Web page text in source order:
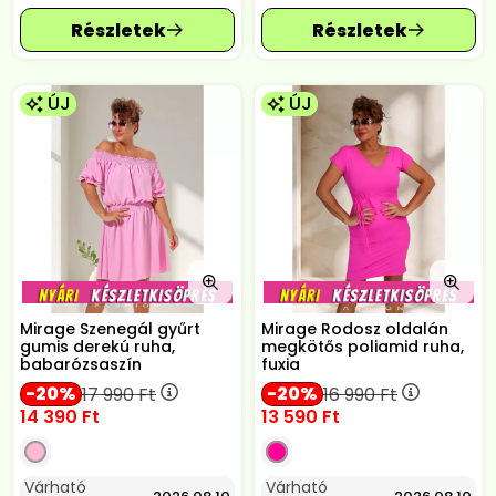
ÚJ
Mirage Szenegál gyűrt
gumis derekú ruha,
babarózsaszín
20 17 990Ft
14 390 Ft
Várható
ÚJ
Mirage Rodosz oldalán
megkötős poliamid ruha,
fuxia
20 16 990Ft
13 590 Ft
Várható